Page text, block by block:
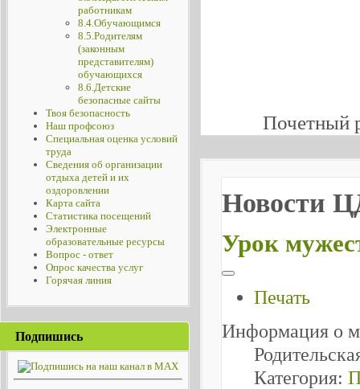
работникам
8.4.Обучающимся
8.5.Родителям
(законным
представителям)
обучающихся
8.6.Детские
безопасные сайты
Твоя безопасность
Наш профсоюз
Специальная оценка условий
труда
Сведения об организации
отдыха детей и их
оздоровлении
Карта сайта
Статистика посещений
Электронные
образовательные ресурсы
Вопрос - ответ
Опрос качества услуг
Горячая линия
Подпишись
Почетный
Новости
Урок
Печать
Информация о
Категория: